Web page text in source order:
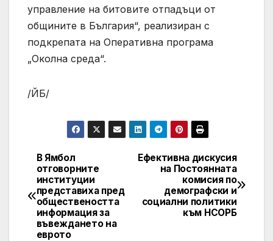
управление на битовите отпадъци от
общините в България“, реализиран с
подкрепата на Оперативна програма
„Околна среда“.
/ЙБ/
Post
navigation
Ефективна дискусия
на Постоянната
комисия по
демографски и
социални политики
към НСОРБ
В Ямбол
отговорните
институции
представиха пред
обществеността
информация за
въвеждането на
еврото